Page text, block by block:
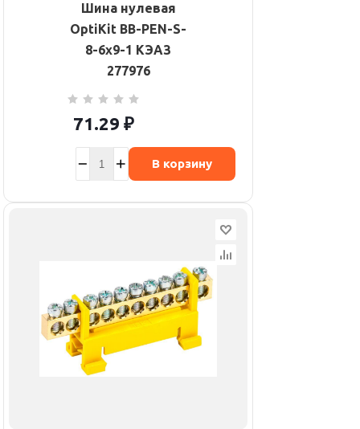
Шина нулевая
OptiKit BB-PEN-S-
8-6х9-1 КЭАЗ
277976
71.29 ₽
В корзину